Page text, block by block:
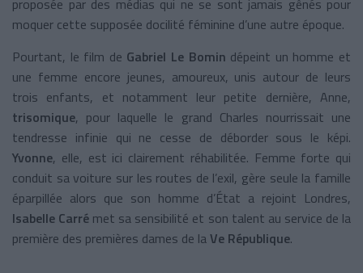
moquer cette supposée docilité féminine d’une autre époque.
Pourtant, le film de Gabriel Le Bomin dépeint un homme et
une femme encore jeunes, amoureux, unis autour de leurs
trois enfants, et notamment leur petite dernière, Anne,
trisomique, pour laquelle le grand Charles nourrissait une
tendresse infinie qui ne cesse de déborder sous le képi.
Yvonne, elle, est ici clairement réhabilitée. Femme forte qui
conduit sa voiture sur les routes de l’exil, gère seule la famille
éparpillée alors que son homme d’État a rejoint Londres,
Isabelle Carré met sa sensibilité et son talent au service de la
première des premières dames de laVe République.